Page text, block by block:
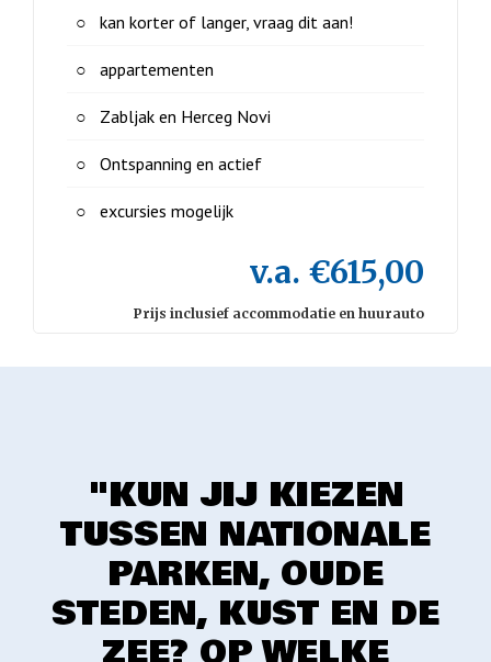
kan korter of langer, vraag dit aan!
appartementen
Zabljak en Herceg Novi
Ontspanning en actief
excursies mogelijk
v.a. €615,00
Prijs inclusief accommodatie en huurauto
"KUN JIJ KIEZEN
TUSSEN NATIONALE
PARKEN, OUDE
STEDEN, KUST EN DE